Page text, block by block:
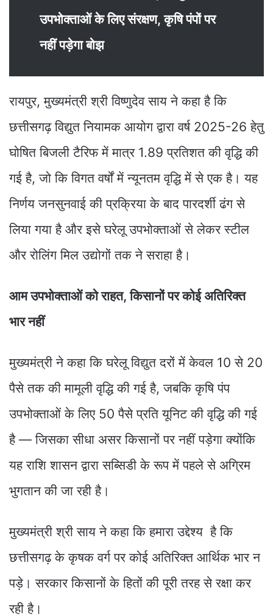
उपभोक्ताओं के लिए संरक्षण, कृषि पंपों पर
नहीं पड़ेगा बोझ
रायपुर, मुख्यमंत्री श्री विष्णुदेव साय ने कहा है कि
छत्तीसगढ़ विद्युत नियामक आयोग द्वारा वर्ष 2025-26 हेतु
घोषित बिजली टैरिफ में मात्र 1.89 प्रतिशत की वृद्धि की
गई है, जो कि विगत वर्षों में न्यूनतम वृद्धि में से एक है। यह
निर्णय जनसुनवाई की प्रक्रिया के बाद पारदर्शी ढंग से
लिया गया है और इसे घरेलू उपभोक्ताओं से लेकर स्टील
और रोलिंग मिल उद्योगों तक ने सराहा है।
आम उपभोक्ताओं को राहत, किसानों पर कोई अतिरिक्त
भार नहीं
मुख्यमंत्री ने कहा कि घरेलू विद्युत दरों में केवल 10 से 20
पैसे तक की मामूली वृद्धि की गई है, जबकि कृषि पंप
उपभोक्ताओं के लिए 50 पैसे प्रति यूनिट की वृद्धि की गई
है — जिसका सीधा असर किसानों पर नहीं पड़ेगा क्योंकि
यह राशि शासन द्वारा सब्सिडी के रूप में पहले से अग्रिम
भुगतान की जा रही है।
मुख्यमंत्री श्री साय ने कहा कि हमारा उद्देश्य है कि
छत्तीसगढ़ के कृषक वर्ग पर कोई अतिरिक्त आर्थिक भार न
पड़े। सरकार किसानों के हितों की पूरी तरह से रक्षा कर
रही है।